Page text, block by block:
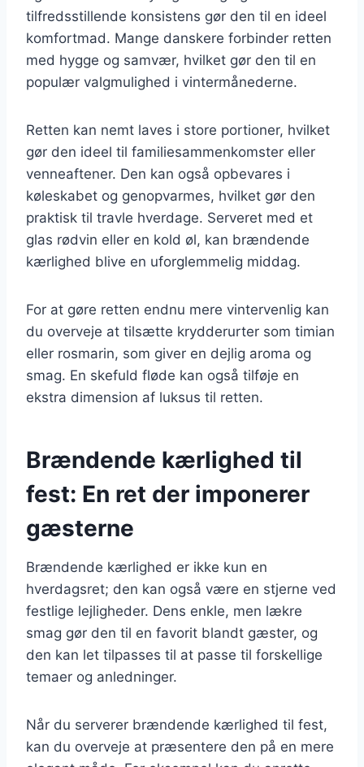
tilfredsstillende konsistens gør den til en ideel
komfortmad. Mange danskere forbinder retten
med hygge og samvær, hvilket gør den til en
populær valgmulighed i vintermånederne.
Retten kan nemt laves i store portioner, hvilket
gør den ideel til familiesammenkomster eller
venneaftener. Den kan også opbevares i
køleskabet og genopvarmes, hvilket gør den
praktisk til travle hverdage. Serveret med et
glas rødvin eller en kold øl, kan brændende
kærlighed blive en uforglemmelig middag.
For at gøre retten endnu mere vintervenlig kan
du overveje at tilsætte krydderurter som timian
eller rosmarin, som giver en dejlig aroma og
smag. En skefuld fløde kan også tilføje en
ekstra dimension af luksus til retten.
Brændende kærlighed til
fest: En ret der imponerer
gæsterne
Brændende kærlighed er ikke kun en
hverdagsret; den kan også være en stjerne ved
festlige lejligheder. Dens enkle, men lækre
smag gør den til en favorit blandt gæster, og
den kan let tilpasses til at passe til forskellige
temaer og anledninger.
Når du serverer brændende kærlighed til fest,
kan du overveje at præsentere den på en mere